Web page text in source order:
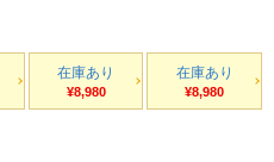
在庫あり
¥8,980
在庫あり
¥8,980